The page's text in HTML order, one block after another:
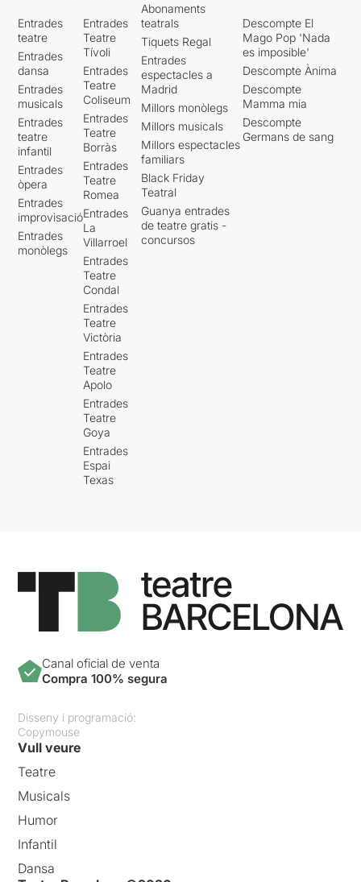
Entrades
teatre
Entrades
dansa
Entrades
musicals
Entrades
teatre
infantil
Entrades
òpera
Entrades
improvisació
Entrades
monòlegs
Entrades
Teatre
Tívoli
Entrades
Teatre
Coliseum
Entrades
Teatre
Borràs
Entrades
Teatre
Romea
Entrades
La
Villarroel
Entrades
Teatre
Condal
Entrades
Teatre
Victòria
Entrades
Teatre
Apolo
Entrades
Teatre
Goya
Entrades
Espai
Texas
Abonaments
teatrals
Tiquets Regal
Entrades
espectacles a
Madrid
Millors monòlegs
Millors musicals
Millors espectacles
familiars
Black Friday
Teatral
Guanya entrades
de teatre gratis -
concursos
Descompte El
Mago Pop 'Nada
es imposible'
Descompte Ànima
Descompte
Mamma mia
Descompte
Germans de sang
Canal oficial de venta
Compra 100% segura
Disseny i programació:
Copymouse
Vull veure
Teatre
Musicals
Humor
Infantil
Dansa